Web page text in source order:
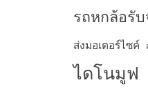
รถหกล้อรับ
ส่งมอเตอร์ไซค์
ไดโนมูฟ